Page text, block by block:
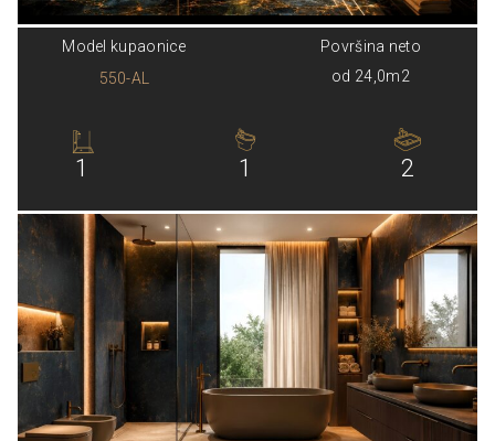
Model kupaonice
550-AL
Površina neto
od 24,0m2
1 1 2